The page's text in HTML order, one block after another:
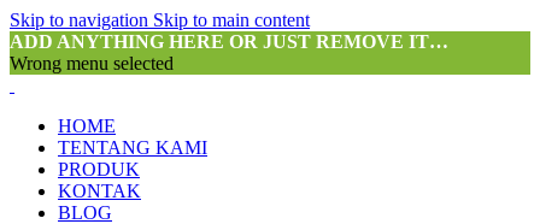
Skip to navigation Skip to main content
ADD ANYTHING HERE OR JUST REMOVE IT…
Wrong menu selected
HOME
TENTANG KAMI
PRODUK
KONTAK
BLOG